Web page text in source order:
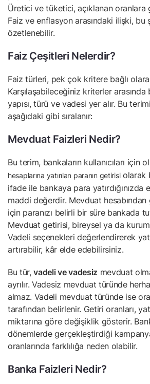
Üretici ve tüketici, açıklanan oranlara
Faiz ve enflasyon arasındaki ilişki, bu
özetlenebilir.
Faiz Çeşitleri Nelerdir?
Faiz türleri, pek çok kritere bağlı
Karşılaşabileceğiniz kriterler arasında
yapısı, türü ve vadesi yer alır. Bu
aşağıdaki gibi sıralanır:
Mevduat Faizleri Nedir?
Bu terim, bankaların kullanıcıları için
hesaplarına yatırılan paranın getirisiolarak
ifade ile bankaya para
maddi değerdir. Mevduat
için paranızı belirli bir süre bankada
Mevduat getirisi, bireysel ya da
Vadeli seçenekleri değerlendirerek
artırabilir, kâr elde edebilirsiniz.
Bu tür,vadeli ve vadesiz mevduat
ayrılır. Vadesiz mevduat türünde
almaz. Vadeli mevduat türünde ise
tarafından belirlenir. Getiri oranları,
miktarına göre değişiklik gösterir.
dönemlerde gerçekleştirdiği
oranlarında farklılığa neden olabilir.
Banka Faizleri Nedir?